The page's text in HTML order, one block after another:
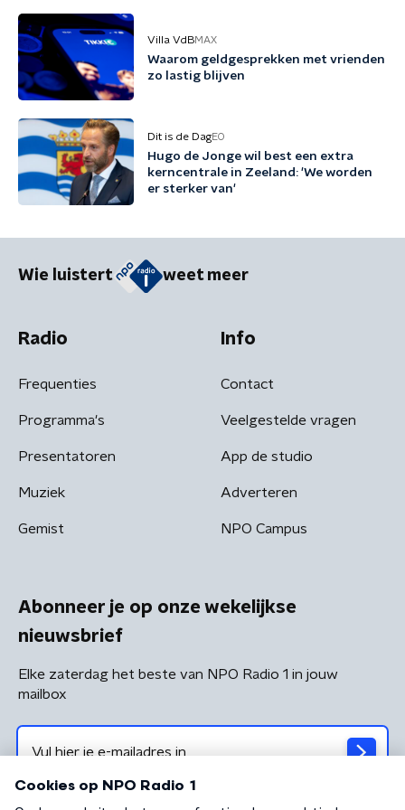
Villa VdBMAX
Waarom geldgesprekken met vrienden
zo lastig blijven
Dit is de DagEO
Hugo de Jonge wil best een extra
kerncentrale in Zeeland: 'We worden
er sterker van'
Wie luistert weet meer
Radio
Frequenties
Programma's
Presentatoren
Muziek
Gemist
Info
Contact
Veelgestelde vragen
App de studio
Adverteren
NPO Campus
Abonneer je op onze wekelijkse
nieuwsbrief
Elke zaterdag het beste van NPO Radio 1 in jouw
mailbox